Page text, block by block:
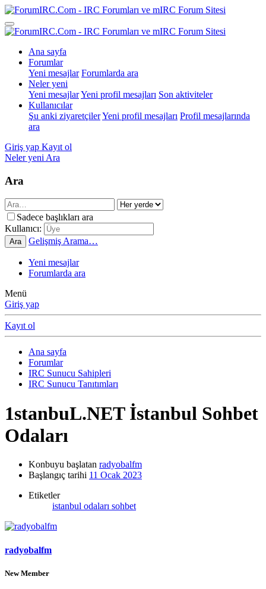
Ana sayfa
Forumlar
Yeni mesajlar Forumlarda ara
Neler yeni
Yeni mesajlarYeni profil mesajları Son aktiviteler
Kullanıcılar
Şu anki ziyaretçilerYeni profil mesajları Profil mesajlarında
ara
Giriş yap Kayıt ol
Neler yeni Ara
Ara
Sadece başlıkları ara
Kullanıcı:
Ara Gelişmiş Arama…
Yeni mesajlar
Forumlarda ara
Menü
Giriş yap
Kayıt ol
Ana sayfa
Forumlar
IRC Sunucu Sahipleri
IRC Sunucu Tanıtımları
1stanbuL.NET İstanbul Sohbet
Odaları
Konbuyu başlatan radyobalfm
Başlangıç tarihi 11 Ocak 2023
Etiketler
istanbul odaları sohbet
radyobalfm
New Member